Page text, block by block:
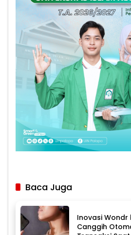
Baca Juga
Inovasi Wondr
Canggih